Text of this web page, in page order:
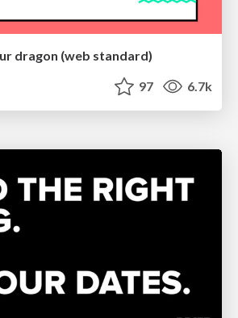
dragon (web standard)
97 6.7k